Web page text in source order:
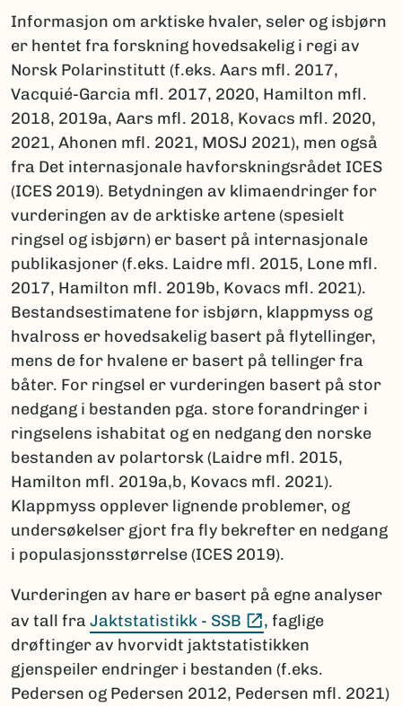
Informasjon om arktiske hvaler, seler og isbjørn
er hentet fra forskning hovedsakelig i regi av
Norsk Polarinstitutt (f.eks. Aars mfl. 2017,
Vacquié-Garcia mfl. 2017, 2020, Hamilton mfl.
2018, 2019a, Aars mfl. 2018, Kovacs mfl. 2020,
2021, Ahonen mfl. 2021, MOSJ 2021), men også
fra Det internasjonale havforskningsrådet ICES
(ICES 2019). Betydningen av klimaendringer for
vurderingen av de arktiske artene (spesielt
ringsel og isbjørn) er basert på internasjonale
publikasjoner (f.eks. Laidre mfl. 2015, Lone mfl.
2017, Hamilton mfl. 2019b, Kovacs mfl. 2021).
Bestandsestimatene for isbjørn, klappmyss og
hvalross er hovedsakelig basert på flytellinger,
mens de for hvalene er basert på tellinger fra
båter. For ringsel er vurderingen basert på stor
nedgang i bestanden pga. store forandringer i
ringselens ishabitat og en nedgang den norske
bestanden av polartorsk (Laidre mfl. 2015,
Hamilton mfl. 2019a,b, Kovacs mfl. 2021).
Klappmyss opplever lignende problemer, og
undersøkelser gjort fra fly bekrefter en nedgang
i populasjonsstørrelse (ICES 2019).
Vurderingen av hare er basert på egne analyser
av tall fra Jaktstatistikk - SSB (Ekstern lenke)
, faglige
drøftinger av hvorvidt jaktstatistikken
gjenspeiler endringer i bestanden (f.eks.
Pedersen og Pedersen 2012, Pedersen mfl. 2021)